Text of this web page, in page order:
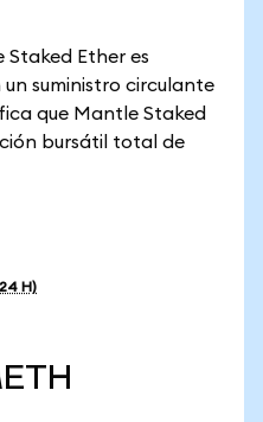
Staked Ether es
suministro circulante
que Mantle Staked
bursátil total de
H)